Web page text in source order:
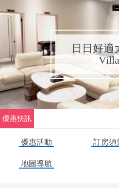
日日好適
Villa
優惠快訊
釋出8/11、12日包棟一
優惠活動 訂房須
地圖導航